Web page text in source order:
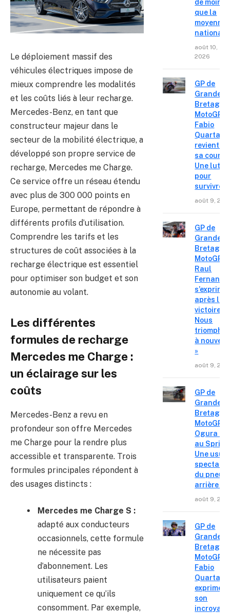
Le déploiement massif des
véhicules électriques impose de
mieux comprendre les modalités
et les coûts liés à leur recharge.
Mercedes-Benz, en tant que
constructeur majeur dans le
secteur de la mobilité électrique, a
développé son propre service de
recharge, Mercedes me Charge.
Ce service offre un réseau étendu
avec plus de 300 000 points en
Europe, permettant de répondre à
différents profils d’utilisation.
Comprendre les tarifs et les
structures de coût associées à la
recharge électrique est essentiel
pour optimiser son budget et son
autonomie au volant.
Les différentes
formules de recharge
Mercedes me Charge :
un éclairage sur les
coûts
Mercedes-Benz a revu en
profondeur son offre Mercedes
me Charge pour la rendre plus
accessible et transparente. Trois
formules principales répondent à
des usages distincts :
Mercedes me Charge S :
adapté aux conducteurs
occasionnels, cette formule
ne nécessite pas
d’abonnement. Les
utilisateurs paient
uniquement ce qu’ils
consomment. Par exemple,
de moins
que la
moyenne
nationale
août 10,
2026
GP de
Grande-
Bretagne
MotoGP :
Fabio
revient
sa course
Une lutte
pour
survivre »
août 9,
GP de
Grande-
Bretagne
MotoGP :
Raul
s’exprime
après la
victoire «
Nous
à
»
août 9,
GP de
Grande-
Bretagne
MotoGP –
Ogura
au Sprint
Une
du pneu
arrière »
août 9,
GP de
Grande-
Bretagne
MotoGP :
Fabio
exprime
son